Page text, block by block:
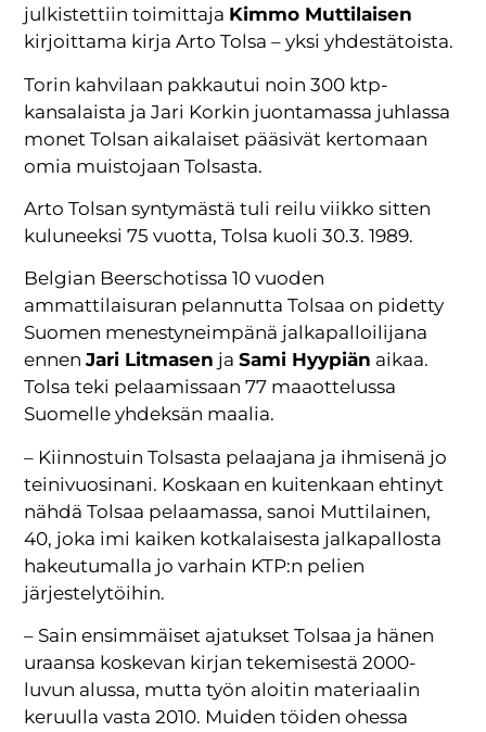
julkistettiin toimittaja Kimmo Muttilaisen
kirjoittama kirja Arto Tolsa – yksi yhdestätoista.
Torin kahvilaan pakkautui noin 300 ktp-
kansalaista ja Jari Korkin juontamassa juhlassa
monet Tolsan aikalaiset pääsivät kertomaan
omia muistojaan Tolsasta.
Arto Tolsan syntymästä tuli reilu viikko sitten
kuluneeksi 75 vuotta, Tolsa kuoli 30.3. 1989.
Belgian Beerschotissa 10 vuoden
ammattilaisuran pelannutta Tolsaa on pidetty
Suomen menestyneimpänä jalkapalloilijana
ennenJari Litmasen jaSami Hyypiän aikaa.
Tolsa teki pelaamissaan 77 maaottelussa
Suomelle yhdeksän maalia.
– Kiinnostuin Tolsasta pelaajana ja ihmisenä jo
teinivuosinani. Koskaan en kuitenkaan ehtinyt
nähdä Tolsaa pelaamassa, sanoi Muttilainen,
40, joka imi kaiken kotkalaisesta jalkapallosta
hakeutumalla jo varhain KTP:n pelien
järjestelytöihin.
– Sain ensimmäiset ajatukset Tolsaa ja hänen
uraansa koskevan kirjan tekemisestä 2000-
luvun alussa, mutta työn aloitin materiaalin
keruulla vasta 2010. Muiden töiden ohessa